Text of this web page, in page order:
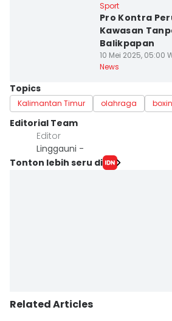
Sport
Pro Kontra
Kawasan
Balikpapan
10 Mei 2025, 05:00
News
Topics
Kalimantan Timur olahraga
Editorial Team
Editor
Linggauni -
Tonton lebih seru di
Related Articles